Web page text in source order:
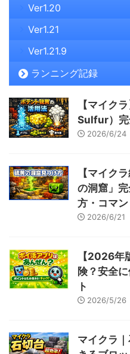
Ver1.20
Ver1.21
Ver1.21.9
ランニング記録
【マイク
Sulfur）完
2026/6/24
【マイク
の洞窟」
方・コマ
2026/6/21
【2026年
険？安全
ト
2026/5/26
マイクラ